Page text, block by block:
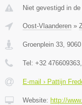
Niet gevestigd in
Oost-Vlaanderen »
Groenplein 33 9060
Tel: +32 476609363
E-mail › Pattijn
Website: http://